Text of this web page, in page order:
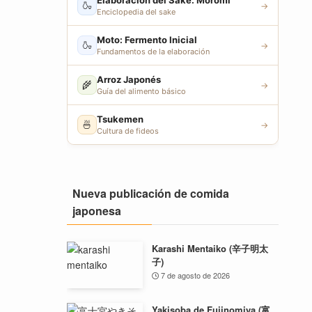
🍶
Enciclopedia del sake
→
🍶 Moto: Fermento Inicial
Fundamentos de la elaboración
→
🌾 Arroz Japonés
Guía del alimento básico
→
🍜 Tsukemen
Cultura de fideos
→
Nueva publicación de comida
japonesa
Karashi Mentaiko (辛子明太
子)
7 de agosto de 2026